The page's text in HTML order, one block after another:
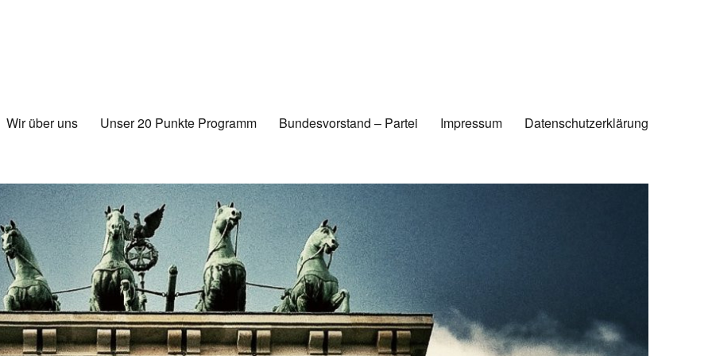
Wir über uns Unser 20 Punkte Programm Bundesvorstand – Partei Impressum Datenschutzerklärung